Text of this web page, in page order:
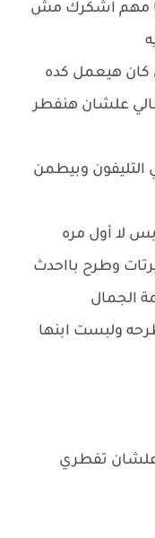
مهم اشكرك مش
كان هيعمل كده
علشان هنفطر
التليفون وبيطمن
لا أول مره
وطرح بااحدث
الجمال
ولبست ابنها
علشان تفطري